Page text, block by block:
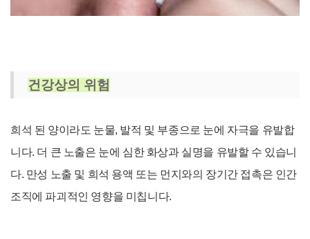
건강상의 위험
희석 된 양이라도 눈물, 발적 및 부종으로 눈에 자극을 유발합
니다. 더 큰 노출은 눈에 심한 화상과 실명을 유발할 수 있습니
다. 만성 노출 및 희석 용액 또는 먼지와의 장기간 접촉은 인간
조직에 파괴적인 영향을 미칩니다.